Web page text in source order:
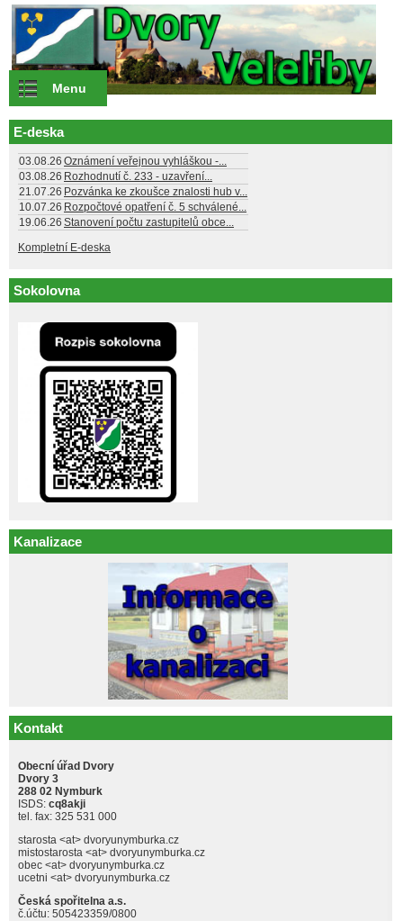
Přejít k hlavnímu obsahu
Menu
E-deska
03.08.26 Oznámení veřejnou vyhláškou -...
03.08.26 Rozhodnutí č. 233 - uzavření...
21.07.26 Pozvánka ke zkoušce znalosti hub v...
10.07.26 Rozpočtové opatření č. 5 schválené...
19.06.26 Stanovení počtu zastupitelů obce...
Kompletní E-deska
Sokolovna
Kanalizace
Kontakt
Obecní úřad Dvory
Dvory 3
288 02 Nymburk
ISDS: cq8akji
tel. fax: 325 531 000
starosta <at> dvoryunymburka.cz
mistostarosta <at> dvoryunymburka.cz
obec <at> dvoryunymburka.cz
ucetni <at> dvoryunymburka.cz
Česká spořitelna a.s.
č.účtu: 505423359/0800